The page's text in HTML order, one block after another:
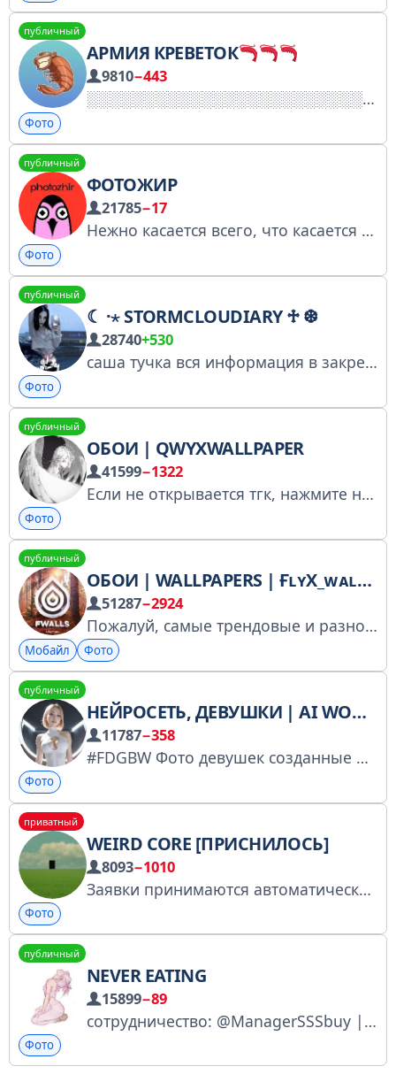
публичный
АРМИЯ КРЕВЕТОК
9810−443
Фото
публичный
ФОТОЖИР
21785−17
Нежно касается всего, что касается фотографии: 𓂉 комьюнити 𓅰 инспирейшн 𓃒 челленджи Всегда свежие поставки. Не ограничиваем, а вдохновляем! Регистрация канала: https://clck.ru/3Ev8ns Patron Князев Иван Реклама/Коллабы @svveety
Фото
публичный
☾ ·⋆ STORMCLOUDIARY ♱ ❆
28740+530
саша тучка вся информация в закрепе
Фото
публичный
ОБОИ | QWYXWALLPAPER
41599−1322
Если не открывается тгк, нажмите на 3 точки в правом верхнем углу, затем "открыть в браузере". Сотрудничество: @David_sao
Фото
публичный
ОБОИ | WALLPAPERS | ҒʟʏX_ᴡᴀʟʟᴘᴀᴘᴇƦS
51287−2924
Пожалуй, самые трендовые и разнообразные обои на твой Android & Iphone
Мобайл Фото
публичный
НЕЙРОСЕТЬ, ДЕВУШКИ | AI WOMAN
11787−358
#FDGBW Фото девушек созданные искусственным интеллектом Заказать на Тг.ин: https://telega.in/c/ai_girlsfan
Фото
приватный
WEIRD CORE [ПРИСНИЛОСЬ]
8093−1010
Заявки принимаются автоматически! Реклама: @qlessed Предложка: @hihihahaprivetbot
Фото
публичный
NEVER EATING
15899−89
сотрудничество: @ManagerSSSbuy | @ilovellarixx Легендарный канал всех времён Купить рекламу: https://telega.in/c/neveating буст: https://t.me/boost/neveating чат - https://t.me/+D7TLmz1TCclkYjI6 @bazinga313
Фото